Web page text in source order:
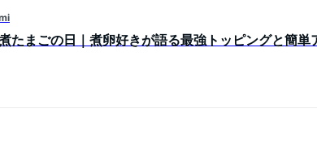
たまごの日｜煮卵好きが語る最強トッピングと簡単